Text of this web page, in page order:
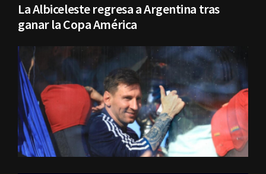
La Albiceleste regresa a Argentina tras
ganar la Copa América